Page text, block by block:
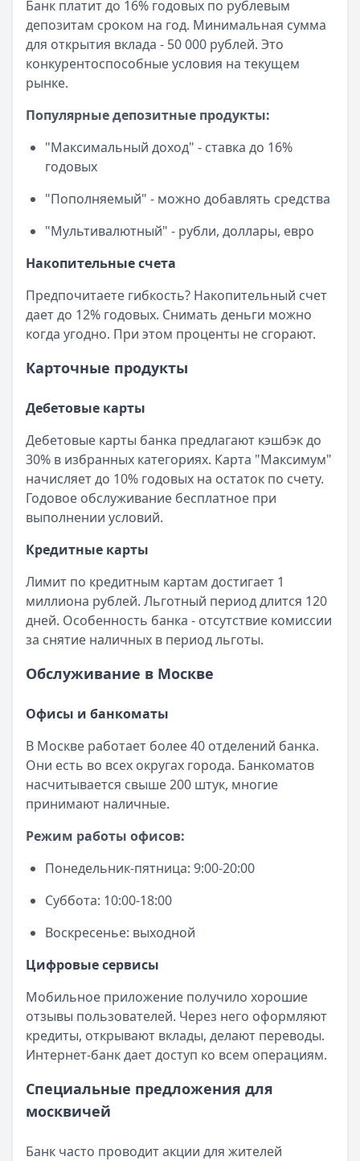
Банк платит до 16% годовых по рублевым
депозитам сроком на год. Минимальная сумма
для открытия вклада - 50 000 рублей. Это
конкурентоспособные условия на текущем
рынке.
Популярные депозитные продукты:
"Максимальный доход" - ставка до 16%
годовых
"Пополняемый" - можно добавлять средства
"Мультивалютный" - рубли, доллары, евро
Накопительные счета
Предпочитаете гибкость? Накопительный счет
дает до 12% годовых. Снимать деньги можно
когда угодно. При этом проценты не сгорают.
Карточные продукты
Дебетовые карты
Дебетовые карты банка предлагают кэшбэк до
30% в избранных категориях. Карта "Максимум"
начисляет до 10% годовых на остаток по счету.
Годовое обслуживание бесплатное при
выполнении условий.
Кредитные карты
Лимит по кредитным картам достигает 1
миллиона рублей. Льготный период длится 120
дней. Особенность банка - отсутствие комиссии
за снятие наличных в период льготы.
Обслуживание в Москве
Офисы и банкоматы
В Москве работает более 40 отделений банка.
Они есть во всех округах города. Банкоматов
насчитывается свыше 200 штук, многие
принимают наличные.
Режим работы офисов:
Понедельник-пятница: 9:00-20:00
Суббота: 10:00-18:00
Воскресенье: выходной
Цифровые сервисы
Мобильное приложение получило хорошие
отзывы пользователей. Через него оформляют
кредиты, открывают вклады, делают переводы.
Интернет-банк дает доступ ко всем операциям.
Специальные предложения для
москвичей
Банк часто проводит акции для жителей